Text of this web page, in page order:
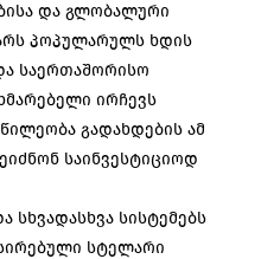
და გლობალური
პოპულარულს ხდის
საერთაშორისო
ირჩევს
გადახდების ამ
საინვესტიციოდ
სხვადასხვა სისტემებს
სტელარი